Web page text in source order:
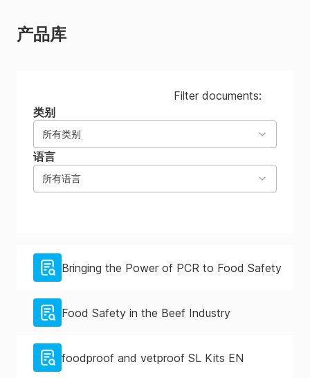
产品库
Filter documents:
类别
所有类别
语言
所有语言
Bringing the Power of PCR to Food Safety
Food Safety in the Beef Industry
foodproof and vetproof SL Kits EN